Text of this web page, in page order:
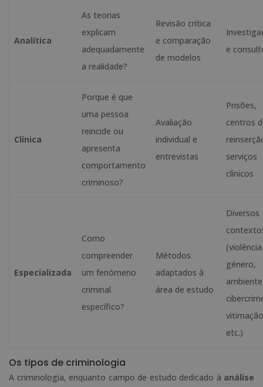
Analítica
As teorias
explicam
adequadamente
a realidade?
Revisão crítica
e comparação
de modelos
e
Clínica
Porque é que
uma pessoa
reincide ou
apresenta
comportamento
criminoso?
Avaliação
individual e
entrevistas
Prisões,
centros
serviços
clínicos
Especializada
Como
compreender
um fenómeno
criminal
específico?
Métodos
adaptados à
área de estudo
Diversos
género,
etc.)
Os tipos de criminologia
A criminologia, enquanto campo de estudo dedicado à análise